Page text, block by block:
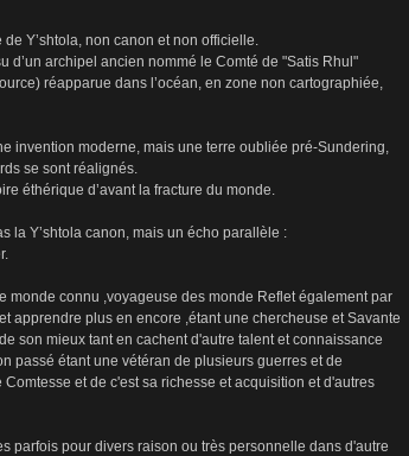
Y’shtola, non canon et non officielle.
d’un archipel ancien nommé le Comté de "Satis Rhul"
réapparue dans l’océan, en zone non cartographiée,
invention moderne, mais une terre oubliée pré-Sundering,
se sont réalignés.
éthérique d’avant la fracture du monde.
la Y’shtola canon, mais un écho parallèle :
monde connu ,voyageuse des monde Reflet également par
apprendre plus en encore ,étant une chercheuse et Savante
son mieux tant en cachent d'autre talent et connaissance
passé étant une vétéran de plusieurs guerres et de
et de c'est sa richesse et acquisition et d'autres
parfois pour divers raison ou très personnelle dans d'autre